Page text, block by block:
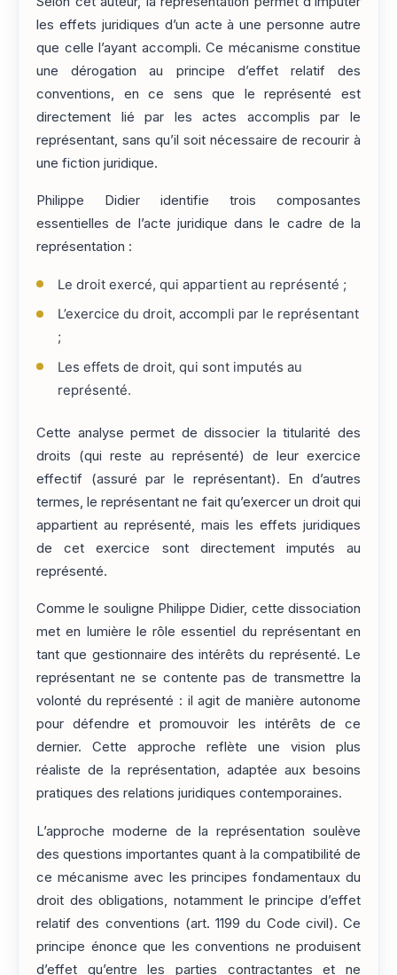
les effets juridiques d’un acte à une personne autre
que celle l’ayant accompli. Ce mécanisme constitue
une dérogation au principe d’effet relatif des
conventions, en ce sens que le représenté est
directement lié par les actes accomplis par le
représentant, sans qu’il soit nécessaire de recourir à
une fiction juridique.
Philippe Didier identifie trois composantes
essentielles de l’acte juridique dans le cadre de la
représentation :
Le droit exercé, qui appartient au représenté ;
L’exercice du droit, accompli par le représentant
;
Les effets de droit, qui sont imputés au
représenté.
Cette analyse permet de dissocier la titularité des
droits (qui reste au représenté) de leur exercice
effectif (assuré par le représentant). En d’autres
termes, le représentant ne fait qu’exercer un droit qui
appartient au représenté, mais les effets juridiques
de cet exercice sont directement imputés au
représenté.
Comme le souligne Philippe Didier, cette dissociation
met en lumière le rôle essentiel du représentant en
tant que gestionnaire des intérêts du représenté. Le
représentant ne se contente pas de transmettre la
volonté du représenté : il agit de manière autonome
pour défendre et promouvoir les intérêts de ce
dernier. Cette approche reflète une vision plus
réaliste de la représentation, adaptée aux besoins
pratiques des relations juridiques contemporaines.
L’approche moderne de la représentation soulève
des questions importantes quant à la compatibilité de
ce mécanisme avec les principes fondamentaux du
droit des obligations, notamment le principe d’effet
relatif des conventions (art. 1199 du Code civil). Ce
principe énonce que les conventions ne produisent
d’effet qu’entre les parties contractantes et ne